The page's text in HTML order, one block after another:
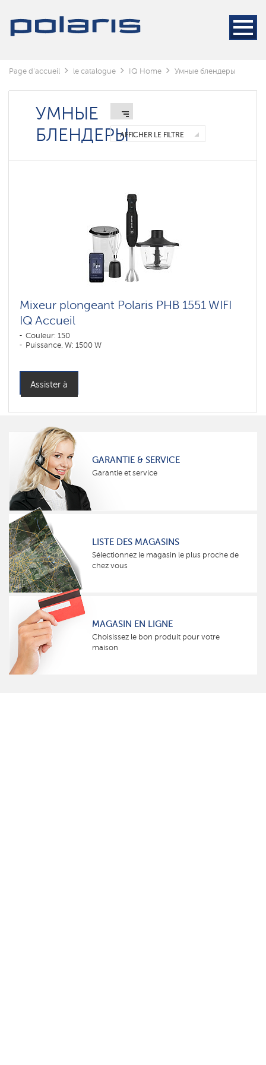
Page d'accueil le catalogue IQ Home Умные блендеры
УМНЫЕ
БЛЕНДЕРЫAFFICHER LE FILTRE
Mixeur plongeant Polaris PHB 1551 WIFI
IQ Accueil
Couleur: 150
Puissance, W: 1500 W
Assister à
GARANTIE & SERVICE
Garantie et service
LISTE DES MAGASINS
Sélectionnez le magasin le plus proche de
chez vous
MAGASIN EN LIGNE
Choisissez le bon produit pour votre
maison